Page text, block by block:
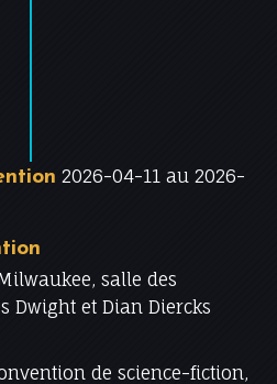
2026-04-11 au 2026-
salle des
Dwight et Dian Diercks
de science-fiction,